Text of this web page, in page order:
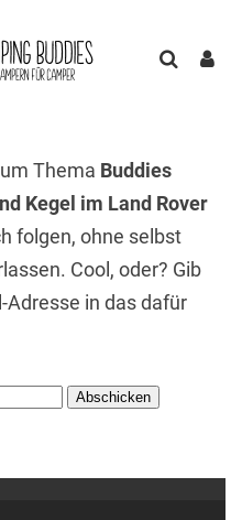
Thema Buddies
Kegel im Land Rover
folgen, ohne selbst
Cool, oder? Gib
Adresse in das dafür